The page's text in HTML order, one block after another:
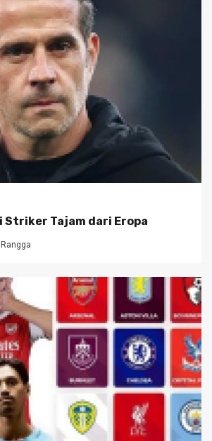
Striker Tajam dari Eropa